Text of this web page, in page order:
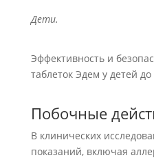
Дети.
Эффективность и
таблеток Эдем у детей
Побочные
В клинических
показаний, включая